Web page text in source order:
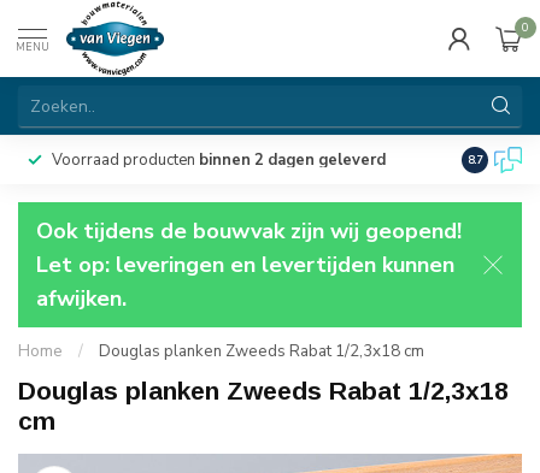
MENU
0
Voorraad producten binnen 2 dagen geleverd 8.7
Ook tijdens de bouwvak zijn wij geopend!
Let op: leveringen en levertijden kunnen
afwijken.
Home / Douglas planken Zweeds Rabat 1/2,3x18 cm
Douglas planken Zweeds Rabat 1/2,3x18
cm